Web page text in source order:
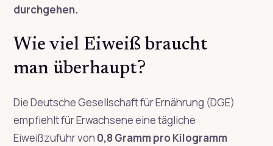
durchgehen.
Wie viel Eiweiß braucht
man überhaupt?
Die Deutsche Gesellschaft für Ernährung (DGE)
empfiehlt für Erwachsene eine tägliche
Eiweißzufuhr von 0,8 Gramm pro Kilogramm